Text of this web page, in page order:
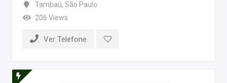
Tambaú, São Paulo
206 Views
Ver Telefone